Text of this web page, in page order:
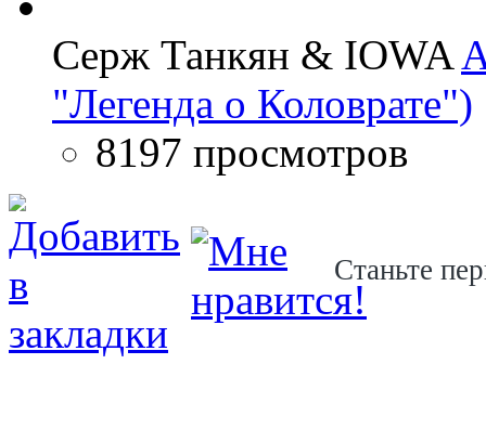
Серж Танкян & IOWA
"Легенда о Коловрате")
8197 просмотров
Станьте